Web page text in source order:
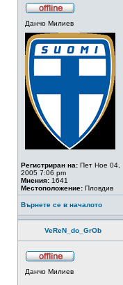
Данчо Милиев
Регистриран на: Пет Ное 04,
2005 7:06 pm
Мнения: 1641
Местоположение: Пловдив
Върнете се в началото
VeReN_do_GrOb
Данчо Милиев